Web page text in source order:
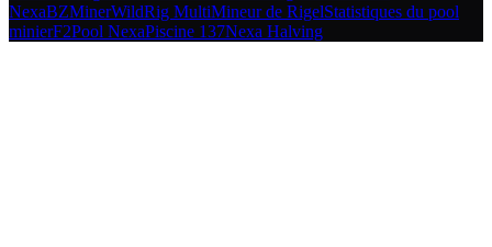
NexaBZMinerWildRig MultiMineur de RigelStatistiques du pool
minierF2Pool NexaPiscine 137Nexa Halving